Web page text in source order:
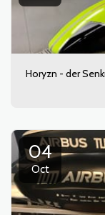
Horyzn - der
04
Oct